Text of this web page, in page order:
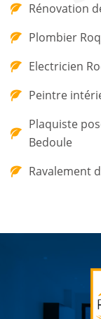
Rénovation
Plombier
Electricien
Peintre
Plaquiste
Bedoule
Ravalement